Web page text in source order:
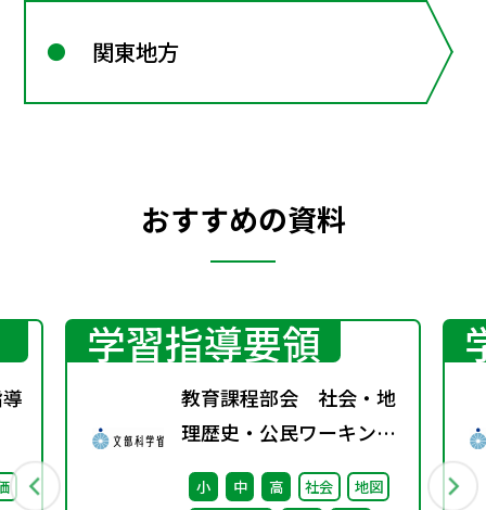
関東地方
おすすめの資料
学習指導要領
教育課程部会 社会・地
理歴史・公民ワーキング
（第6回） 配付資料
小 中 高 社会
地図